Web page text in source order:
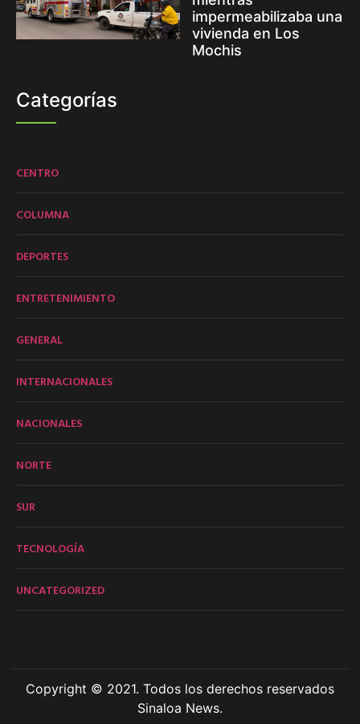
impermeabilizaba una
vivienda en Los
Mochis
Categorías
CENTRO
COLUMNA
DEPORTES
ENTRETENIMIENTO
GENERAL
INTERNACIONALES
NACIONALES
NORTE
SUR
TECNOLOGÍA
UNCATEGORIZED
Copyright © 2021. Todos los derechos reservados
Sinaloa News.